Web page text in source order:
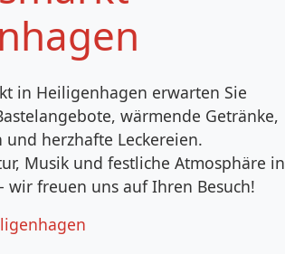
in Heiligenhagen erwarten Sie
wärmende Getränke,
herzhafte Leckereien.
Musik und festliche Atmosphäre in
wir freuen uns auf Ihren Besuch!